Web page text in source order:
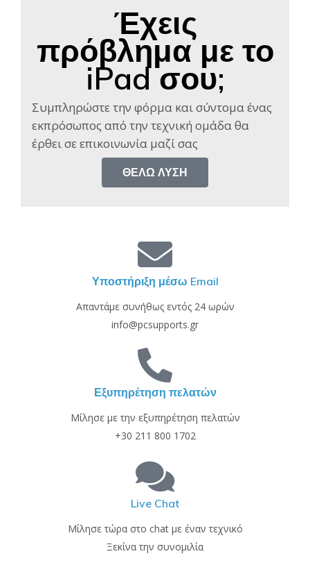
Έχεις
πρόβλημα με το
iPad σου;
Συμπληρώστε την φόρμα και σύντομα ένας
εκπρόσωπος από την τεχνική ομάδα θα
έρθει σε επικοινωνία μαζί σας​
ΘΈΛΩ ΛΎΣΗ
Υποστήριξη μέσω Email
Απαντάμε συνήθως εντός 24 ωρών
info@pcsupports.gr
Εξυπηρέτηση πελατών
Μίλησε με την εξυπηρέτηση πελατών
+30 211 800 1702
Live Chat
Μίλησε τώρα στο chat με έναν τεχνικό
Ξεκίνα την συνομιλία